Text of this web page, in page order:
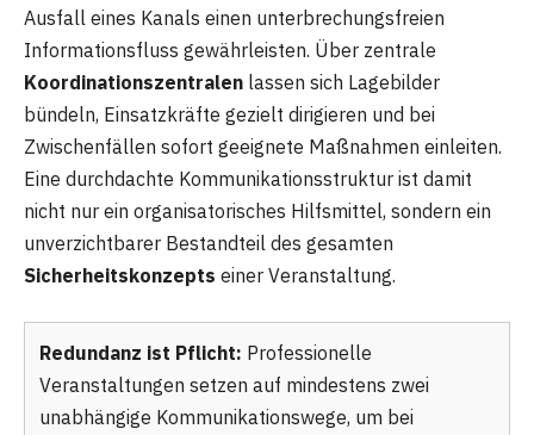
Ausfall eines Kanals einen unterbrechungsfreien
Informationsfluss gewährleisten. Über zentrale
Koordinationszentralen lassen sich Lagebilder
bündeln, Einsatzkräfte gezielt dirigieren und bei
Zwischenfällen sofort geeignete Maßnahmen einleiten.
Eine durchdachte Kommunikationsstruktur ist damit
nicht nur ein organisatorisches Hilfsmittel, sondern ein
unverzichtbarer Bestandteil des gesamten
Sicherheitskonzepts einer Veranstaltung.
Redundanz ist Pflicht: Professionelle
Veranstaltungen setzen auf mindestens zwei
unabhängige Kommunikationswege, um bei